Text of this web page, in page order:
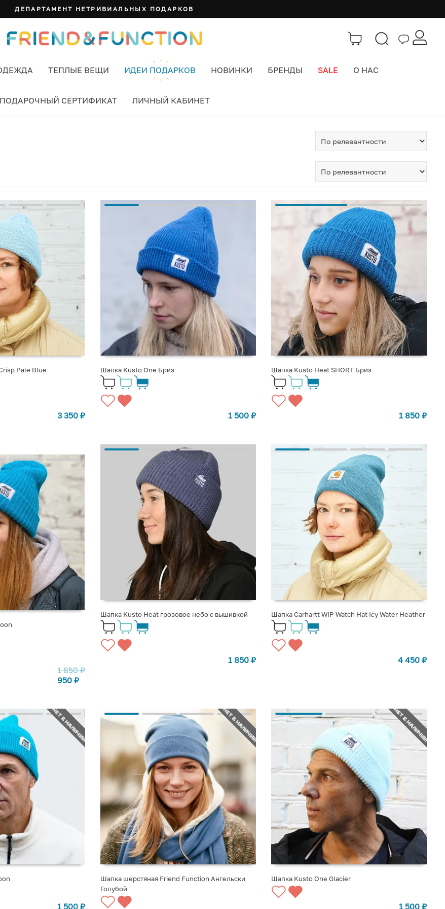
ДЕПАРТАМЕНТ НЕТРИВИАЛЬНЫХ ПОДАРКОВ
ТЕПЛЫЕ ВЕЩИ ИДЕИ ПОДАРКОВ НОВИНКИ БРЕНДЫ SALE О НАС
ПОДАРОЧНЫЙ СЕРТИФИКАТ ЛИЧНЫЙ КАБИНЕТ
Pale Blue
3 350 ₽
Шапка Kusto One Бриз
1 500 ₽
Шапка Kusto Heat SHORT Бриз
1 850 ₽
1 850₽
950 ₽
Шапка Kusto Heat грозовое небо с вышивкой
1 850 ₽
Шапка Carhartt WIP Watch Hat Icy Water Heather
4 450 ₽
НЕТ В НАЛИЧИИ
1 500 ₽
НЕТ В НАЛИЧИИ
СООБЩИТЬ О ПОСТУПЛЕНИИ
Шапка шерстяная Friend Function Ангельски
Голубой
НЕТ В НАЛИЧИИ
СООБЩИТЬ О ПОСТУПЛЕНИИ
Шапка Kusto One Glacier
1 500 ₽